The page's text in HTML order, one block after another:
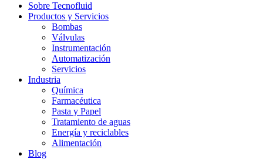
Sobre Tecnofluid
Productos y Servicios
Bombas
Válvulas
Instrumentación
Automatización
Servicios
Industria
Química
Farmacéutica
Pasta y Papel
Tratamiento de aguas
Energía y reciclables
Alimentación
Blog